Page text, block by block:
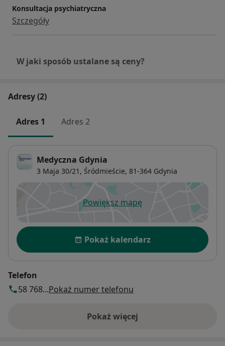
Konsultacja psychiatryczna
Szczegóły
W jaki sposób ustalane są ceny?
Adresy (2)
Adres 1 Adres 2
Medyczna Gdynia
3 Maja 30/21, Śródmieście, 81-364 Gdynia
Powiększ mapęotwiera się w nowej karcie
Dostępność
Pokaż kalendarz
Telefon
58 768...Pokaż numer telefonu
Pokaż więcej
o adresie